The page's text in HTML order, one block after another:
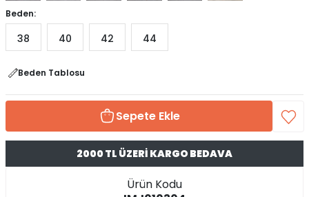
Beden:
38 40 42 44
Beden Tablosu
Sepete Ekle
2000 TL ÜZERİ KARGO BEDAVA
Ürün Kodu